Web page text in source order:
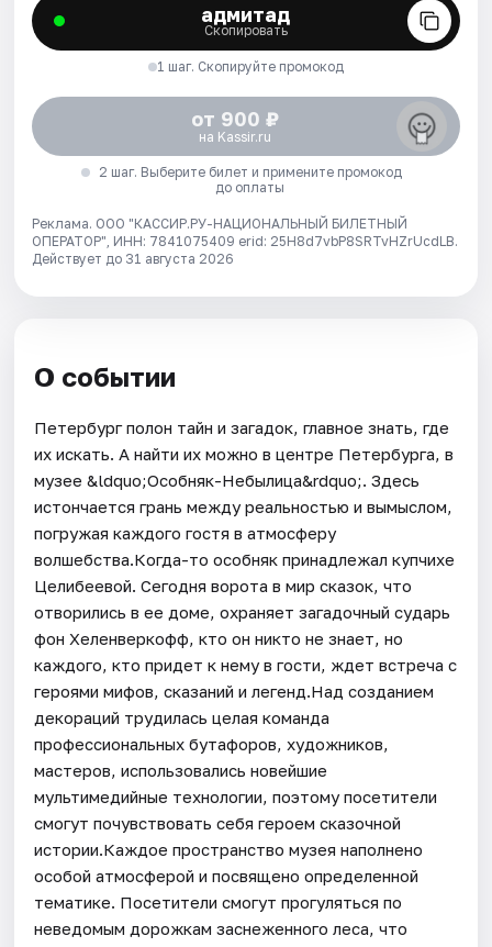
адмитад
Скопировать
1 шаг. Скопируйте промокод
от 900 ₽
на Kassir.ru
2 шаг. Выберите билет и примените промокод
до оплаты
Реклама. ООО "КАССИР.РУ-НАЦИОНАЛЬНЫЙ БИЛЕТНЫЙ
ОПЕРАТОР", ИНН: 7841075409 erid: 25H8d7vbP8SRTvHZrUcdLB.
Действует до 31 августа 2026
О событии
Петербург полон тайн и загадок, главное знать, где
их искать. А найти их можно в центре Петербурга, в
музее &ldquo;Особняк-Небылица&rdquo;. Здесь
истончается грань между реальностью и вымыслом,
погружая каждого гостя в атмосферу
волшебства.Когда-то особняк принадлежал купчихе
Целибеевой. Сегодня ворота в мир сказок, что
отворились в ее доме, охраняет загадочный сударь
фон Хеленверкофф, кто он никто не знает, но
каждого, кто придет к нему в гости, ждет встреча с
героями мифов, сказаний и легенд.Над созданием
декораций трудилась целая команда
профессиональных бутафоров, художников,
мастеров, использовались новейшие
мультимедийные технологии, поэтому посетители
смогут почувствовать себя героем сказочной
истории.Каждое пространство музея наполнено
особой атмосферой и посвящено определенной
тематике. Посетители смогут прогуляться по
неведомым дорожкам заснеженного леса, что